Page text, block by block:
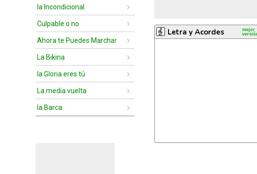
la Incondicional
Culpable o no
Ahora te Puedes Marchar
La Bikina
la Gloria eres tú
La media vuelta
la Barca
Letra y Acordes
mejor